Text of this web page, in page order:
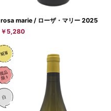
rosa marie / ローザ・マリー 2025
￥5,280